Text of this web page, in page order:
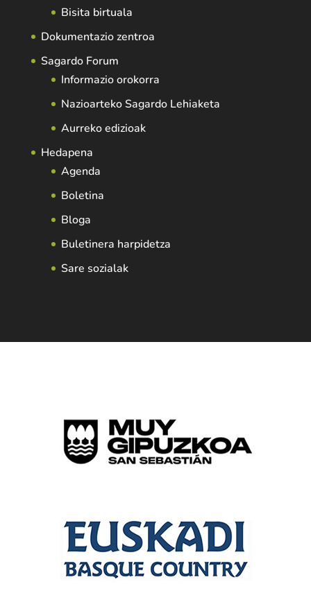
Bisita birtuala
Dokumentazio zentroa
Sagardo Forum
Informazio orokorra
Nazioarteko Sagardo Lehiaketa
Aurreko edizioak
Hedapena
Agenda
Boletina
Bloga
Buletinera harpidetza
Sare sozialak